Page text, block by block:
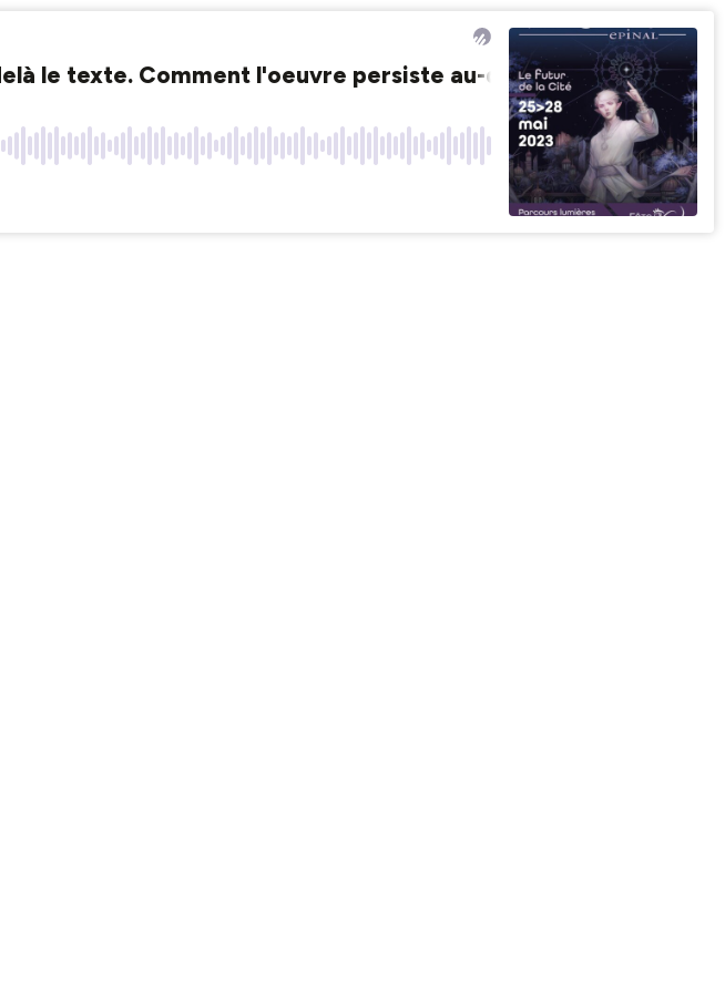
le texte. Comment l'oeuvre persiste au-delà de la lecture.